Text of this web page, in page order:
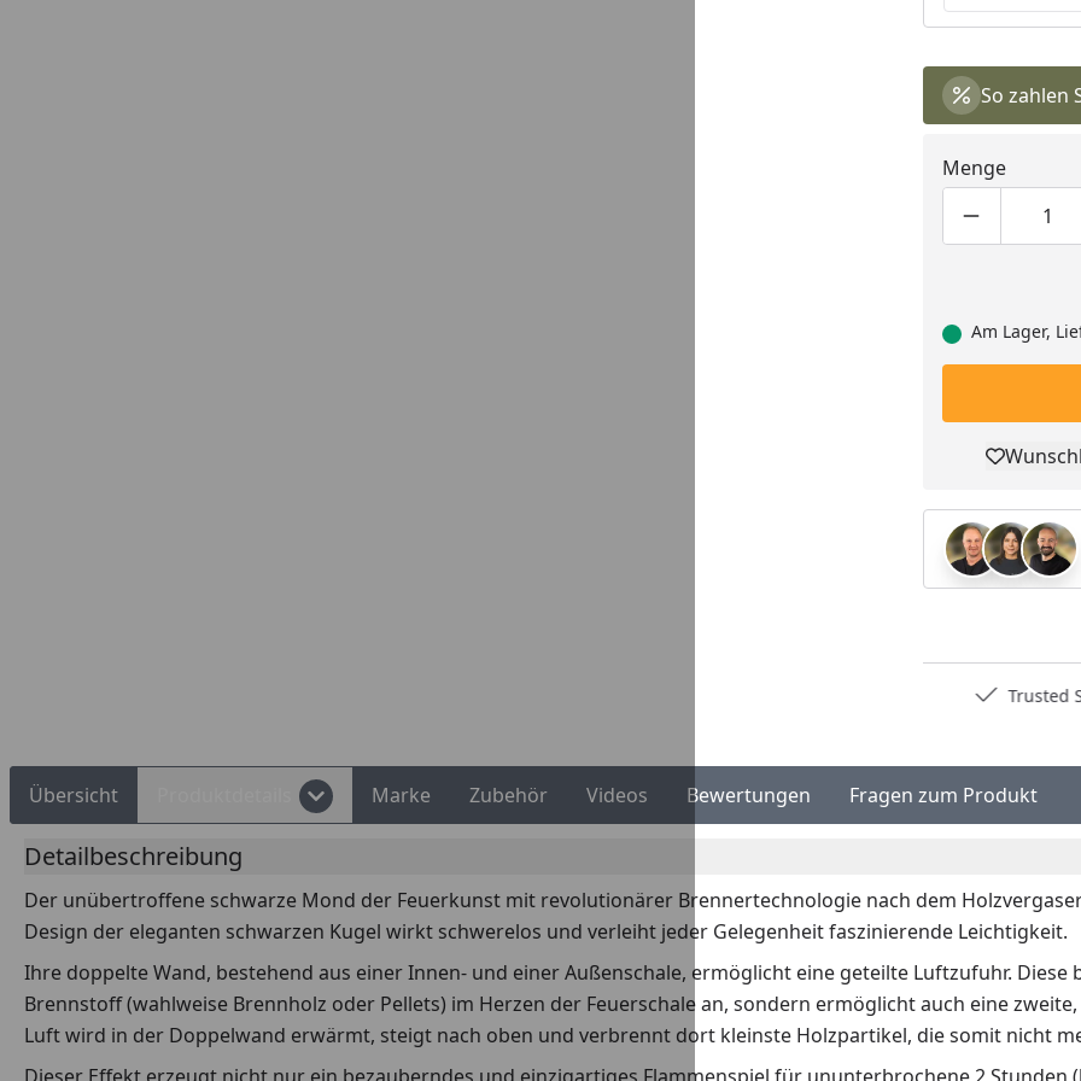
So zahlen
Menge
Am Lager,
Trusted
Übersicht Marke Zubehör Videos Bewertungen Fragen zum Produkt
Detailbeschreibung
Der unübertroffene schwarze Mond der Feuerkunst mit revolutionärer Brennertechnologie nach dem
Design der eleganten schwarzen Kugel wirkt schwerelos und verleiht jeder Gelegenheit faszinierende Leichtigkeit.
Ihre doppelte Wand, bestehend aus einer Innen- und einer Außenschale, ermöglicht eine geteilte Luftzufuhr.
Brennstoff (wahlweise Brennholz oder Pellets) im Herzen der Feuerschale an, sondern ermöglicht auch eine
Luft wird in der Doppelwand erwärmt, steigt nach oben und verbrennt dort kleinste Holzpartikel, die somit nicht
Dieser Effekt erzeugt nicht nur ein bezauberndes und einzigartiges Flammenspiel für ununterbrochene 2 Stunden